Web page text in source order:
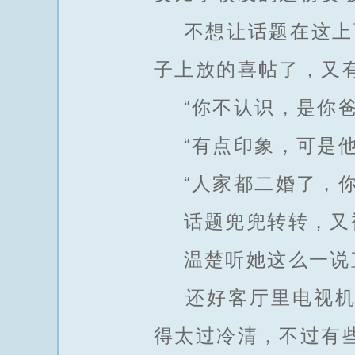
不想让话题在这上
子上放的喜帖了，又
“你不认识，是你
“有点印象，可是
“人家都二婚了，
话题兜兜转转，又
温楚听她这么一说
还好客厅里电视机
得太过冷清，不过有